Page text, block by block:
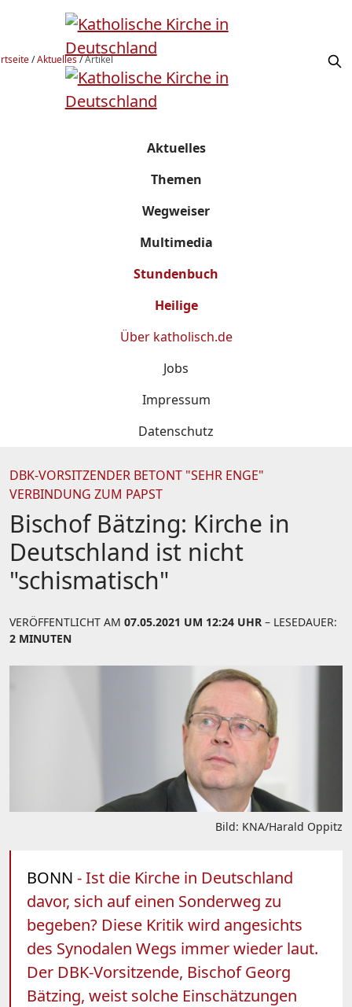
/Aktuelles/Artikel
Aktuelles
Themen
Wegweiser
Multimedia
Stundenbuch
Heilige
Über katholisch.de
Jobs
Impressum
Datenschutz
DBK-VORSITZENDER BETONT "SEHR ENGE"
VERBINDUNG ZUM PAPST
Bischof Bätzing: Kirche in
Deutschland ist nicht
"schismatisch"
VERÖFFENTLICHT AM 07.05.2021 UM 12:24 UHR – LESEDAUER:
2 MINUTEN
Bild: KNA/Harald Oppitz
BONN - Ist die Kirche in Deutschland
davor, sich auf einen Sonderweg zu
begeben? Diese Kritik wird angesichts
des Synodalen Wegs immer wieder laut.
Der DBK-Vorsitzende, Bischof Georg
Bätzing, weist solche Einschätzungen